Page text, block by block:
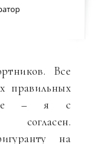
Все
правильных
– я с
на